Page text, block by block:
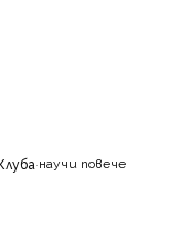
·научи повече